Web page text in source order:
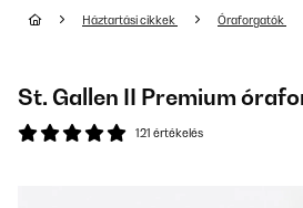
Háztartási cikkek Óraforgatók
St. Gallen II Premium
121 értékelés